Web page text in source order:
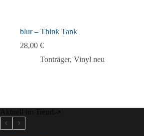
blur – Think Tank
28,00 €
Tonträger, Vinyl neu
Aktuell im Trend